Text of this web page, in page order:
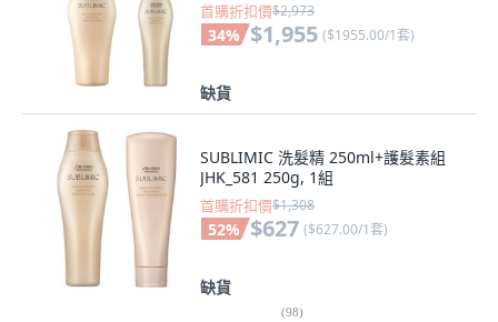
首購折扣價$2,973
34% $1,955 ($1955.00/1套)
缺貨
SUBLIMIC 洗髮精 250ml+護髮素組
JHK_581 250g, 1組
首購折扣價$1,308
52% $627 ($627.00/1套)
缺貨
(98)